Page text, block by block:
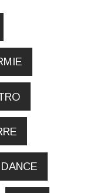
DANCE